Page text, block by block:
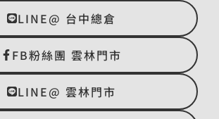
LINE@ 台中總倉
FB粉絲團 雲林門市
LINE@ 雲林門市